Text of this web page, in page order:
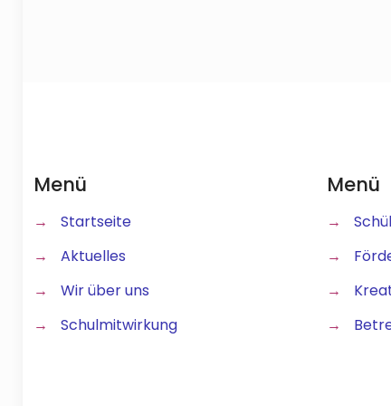
Menü
→
Startseite
→
Aktuelles
→
Wir über uns
→
Schulmitwirkung
Menü
→
→
→
→